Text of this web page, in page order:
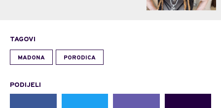
TAGOVI
MADONA PORODICA
PODIJELI